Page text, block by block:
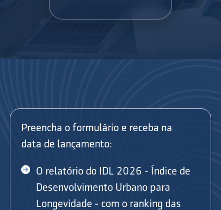
Preencha o formulário e receba na
data de lançamento:
O relatório do IDL 2026 - Índice de
Desenvolvimento Urbano para
Longevidade - com o ranking das